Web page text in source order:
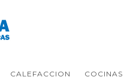
CALEFACCION COCINAS